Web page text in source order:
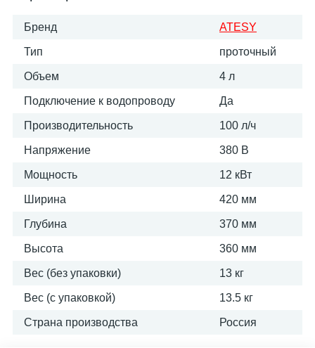
Бренд ATESY
Тип проточный
Объем 4 л
Подключение к водопроводу Да
Производительность 100 л/ч
Напряжение 380 В
Мощность 12 кВт
Ширина 420 мм
Глубина 370 мм
Высота 360 мм
Вес (без упаковки) 13 кг
Вес (с упаковкой) 13.5 кг
Страна производства Россия